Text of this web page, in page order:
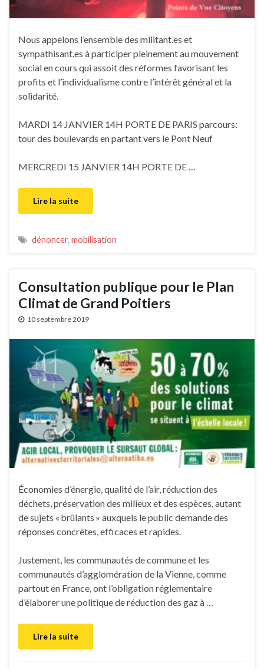
Nous appelons l’ensemble des militant.es et
sympathisant.es à participer pleinement au mouvement
social en cours qui assoit des réformes favorisant les
profits et l’individualisme contre l’intérêt général et la
solidarité.
MARDI 14 JANVIER 14H PORTE DE PARIS parcours:
tour des boulevards en partant vers le Pont Neuf
MERCREDI 15 JANVIER 14H PORTE DE …
Lire la suite
dénoncer, mobilisation
Consultation publique pour le Plan
Climat de Grand Poitiers
10 septembre 2019
Économies d’énergie, qualité de l’air, réduction des
déchets, préservation des milieux et des espèces, autant
de sujets « brûlants » auxquels le public demande des
réponses concrètes, efficaces et rapides.
Justement, les communautés de commune et les
communautés d’agglomération de la Vienne, comme
partout en France, ont l’obligation réglementaire
d’élaborer une politique de réduction des gaz à …
Lire la suite